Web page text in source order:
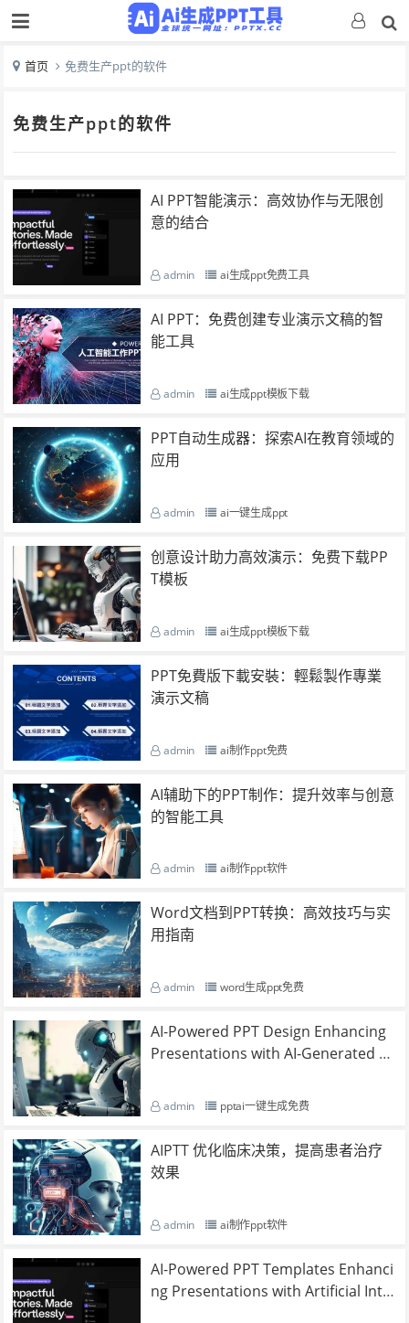
首页 免费生产ppt的软件
免费生产ppt的软件
AI PPT智能演示：高效协作与无限创
意的结合
admin ai生成ppt免费工具
AI PPT：免费创建专业演示文稿的智
能工具
admin ai生成ppt模板下载
PPT自动生成器：探索AI在教育领域的
应用
admin ai一键生成ppt
创意设计助力高效演示：免费下载PP
T模板
admin ai生成ppt模板下载
PPT免費版下載安裝：輕鬆製作專業
演示文稿
admin ai制作ppt免费
AI辅助下的PPT制作：提升效率与创意
的智能工具
admin ai制作ppt软件
Word文档到PPT转换：高效技巧与实
用指南
admin word生成ppt免费
AI-Powered PPT Design Enhancing
Presentations with AI-Generated Te
admin pptai一键生成免费
AIPTT 优化临床决策，提高患者治疗
效果
admin ai制作ppt软件
AI-Powered PPT Templates Enhanci
ng Presentations with Artificial Intel